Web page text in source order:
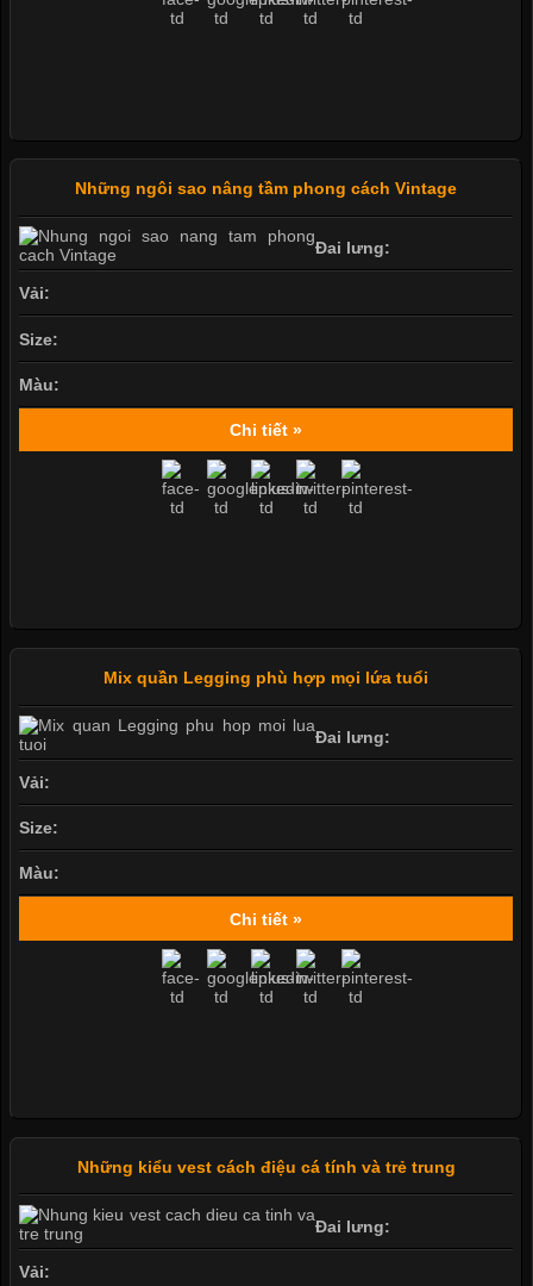
Những ngôi sao nâng tầm phong cách Vintage
Đai lưng:
Vải:
Size:
Màu:
Chi tiết »
Mix quần Legging phù hợp mọi lứa tuổi
Đai lưng:
Vải:
Size:
Màu:
Chi tiết »
Những kiểu vest cách điệu cá tính và trẻ trung
Đai lưng:
Vải: